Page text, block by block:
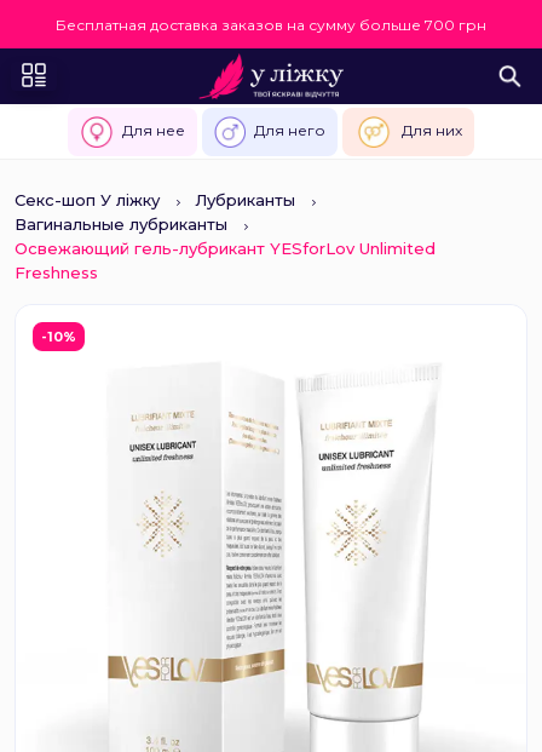
Бесплатная доставка заказов на сумму больше 700 грн
Для нее Для него Для них
Секс-шоп У ліжку
Лубриканты
Вагинальные лубриканты
Освежающий гель-лубрикант YESforLov Unlimited
Freshness
-10%